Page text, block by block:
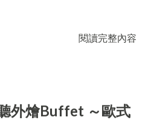
閱讀完整內容
外燴Buffet ～歐式